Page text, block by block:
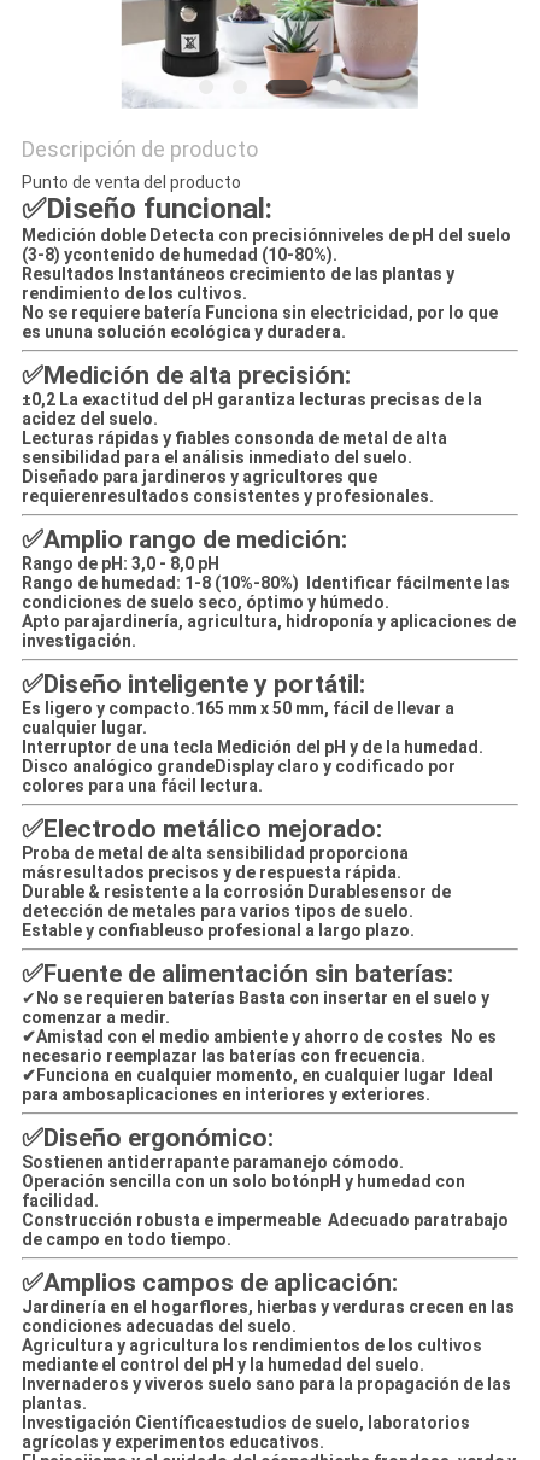
Descripción de producto
Punto de venta del producto
✅Diseño funcional:
Medición doble Detecta con precisiónniveles de pH del suelo
(3-8) ycontenido de humedad (10-80%).
Resultados Instantáneos crecimiento de las plantas y
rendimiento de los cultivos.
No se requiere batería Funciona sin electricidad, por lo que
es ununa solución ecológica y duradera.
✅Medición de alta precisión:
±0,2 La exactitud del pH garantiza lecturas precisas de la
acidez del suelo.
Lecturas rápidas y fiables consonda de metal de alta
sensibilidad para el análisis inmediato del suelo.
Diseñado para jardineros y agricultores que
requierenresultados consistentes y profesionales.
✅Amplio rango de medición:
Rango de pH: 3,0 - 8,0 pH
Rango de humedad: 1-8 (10%-80%) ️ Identificar fácilmente las
condiciones de suelo seco, óptimo y húmedo.
Apto parajardinería, agricultura, hidroponía y aplicaciones de
investigación.
✅Diseño inteligente y portátil:
Es ligero y compacto.165 mm x 50 mm, fácil de llevar a
cualquier lugar.
Interruptor de una tecla Medición del pH y de la humedad.
Disco analógico grandeDisplay claro y codificado por
colores para una fácil lectura.
✅Electrodo metálico mejorado:
Proba de metal de alta sensibilidad proporciona
másresultados precisos y de respuesta rápida.
Durable & resistente a la corrosión Durablesensor de
detección de metales para varios tipos de suelo.
Estable y confiableuso profesional a largo plazo.
✅Fuente de alimentación sin baterías:
✔ No se requieren baterías Basta con insertar en el suelo y
comenzar a medir.
✔Amistad con el medio ambiente y ahorro de costes ️ No es
necesario reemplazar las baterías con frecuencia.
✔ Funciona en cualquier momento, en cualquier lugar ️ Ideal
para ambosaplicaciones en interiores y exteriores.
✅Diseño ergonómico:
Sostienen antiderrapante paramanejo cómodo.
Operación sencilla con un solo botónpH y humedad con
facilidad.
Construcción robusta e impermeable ️ Adecuado paratrabajo
de campo en todo tiempo.
✅Amplios campos de aplicación:
Jardinería en el hogarflores, hierbas y verduras crecen en las
condiciones adecuadas del suelo.
Agricultura y agricultura los rendimientos de los cultivos
mediante el control del pH y la humedad del suelo.
Invernaderos y viveros suelo sano para la propagación de las
plantas.
Investigación Científicaestudios de suelo, laboratorios
agrícolas y experimentos educativos.